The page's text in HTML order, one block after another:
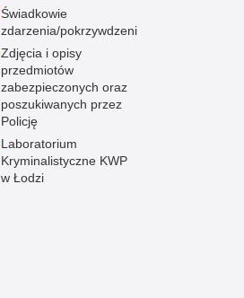
Świadkowie
zdarzenia/pokrzywdzeni
Zdjęcia i opisy
przedmiotów
zabezpieczonych oraz
poszukiwanych przez
Policję
Laboratorium
Kryminalistyczne KWP
w Łodzi